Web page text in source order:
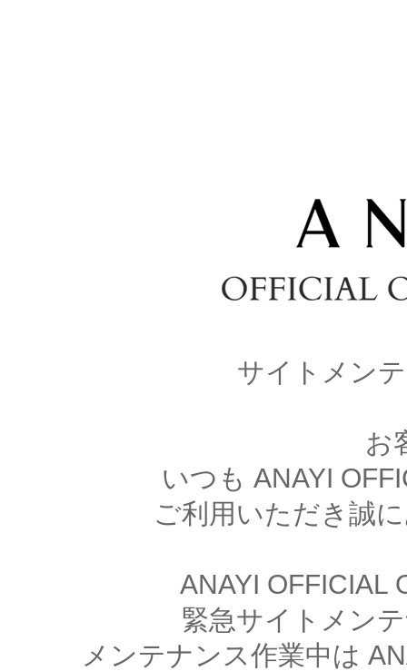
サイトメン
お
いつも ANAYI
ご利用いただき誠
ANAYI OFFICIAL
緊急サイトメン
メンテナンス作業中は